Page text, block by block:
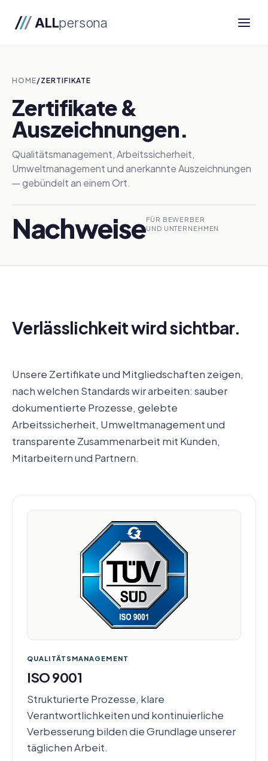
ALLpersona
HOME/ZERTIFIKATE
Zertifikate &
Auszeichnungen.
Qualitätsmanagement, Arbeitssicherheit,
Umweltmanagement und anerkannte Auszeichnungen
— gebündelt an einem Ort.
NachweiseFÜR BEWERBER
UND UNTERNEHMEN
Verlässlichkeit wird sichtbar.
Unsere Zertifikate und Mitgliedschaften zeigen,
nach welchen Standards wir arbeiten: sauber
dokumentierte Prozesse, gelebte
Arbeitssicherheit, Umweltmanagement und
transparente Zusammenarbeit mit Kunden,
Mitarbeitern und Partnern.
QUALITÄTSMANAGEMENT
ISO 9001
Strukturierte Prozesse, klare
Verantwortlichkeiten und kontinuierliche
Verbesserung bilden die Grundlage unserer
täglichen Arbeit.